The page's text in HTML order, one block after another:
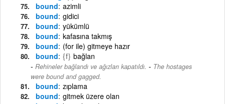
bound azimli
bound gidici
bound yükümlü
bound kafasına takmış
bound (for ile) gitmeye hazır
bound {f} bağlan
Rehineler bağlandı ve ağızları kapatıldı. - The hostages
were bound and gagged.
bound zıplama
bound gitmek üzere olan